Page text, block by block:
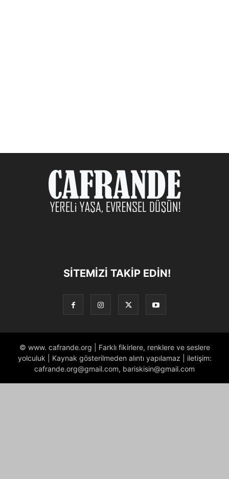
SITEMIZI TAKIP EDIN!
© www. cafrande.org | Farklı fikirlere, renklere ve seslere
yolculuk | Kaynak gösterilmeden alıntı yapılamaz | iletişim:
cafrande.org@gmail.com, bariskisin@gmail.com